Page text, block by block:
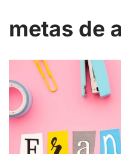
metas de